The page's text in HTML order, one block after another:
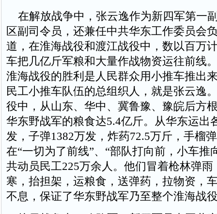
在解放战争中，张云逸作为新四军第一
区副司令员，还兼任中共华东工作委员会
道，在淮海战役和渡江战役中，数以百万
车把几亿斤军粮和大量作战物资运往前线
淮海战役的胜利是人民群众用小推车推出
民工小推车队伍的总组织人，就是张云逸
役中，从山东、华中、冀鲁豫、豫皖后方
华东野战军的粮食达5.4亿斤。从华东运出
发，子弹1382万发，炸药72.5万斤，手榴
在“一切为了前线”、“部队打向前，小车推
共动员民工225万余人。他们冒着枪林弹雨
寒，抬担架，运粮食，送弹药，拉物资，
不息，保证了华东野战军乃至整个淮海战